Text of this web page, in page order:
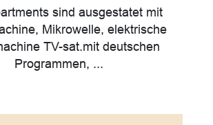
sind ausgestatet mit
Mikrowelle, elektrische
TV-sat.mit deutschen
Programmen, ...